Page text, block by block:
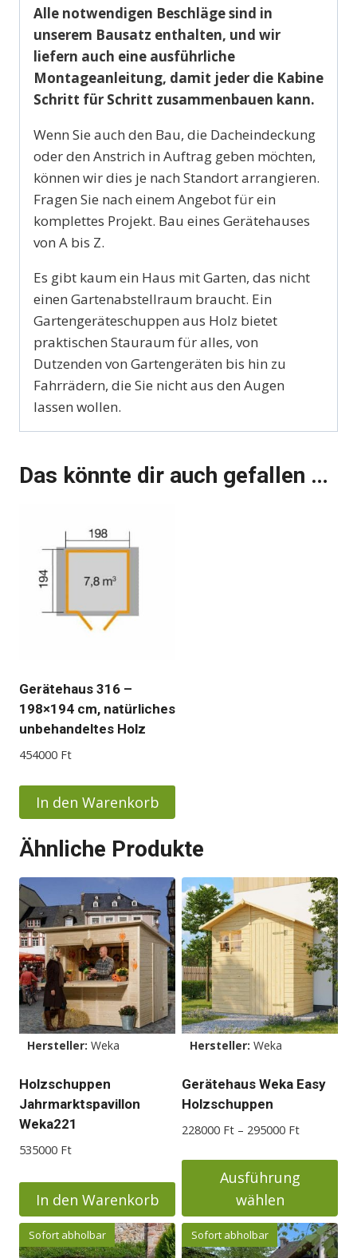
Alle notwendigen Beschläge sind in
unserem Bausatz enthalten, und wir
liefern auch eine ausführliche
Montageanleitung, damit jeder die Kabine
Schritt für Schritt zusammenbauen kann.
Wenn Sie auch den Bau, die Dacheindeckung
oder den Anstrich in Auftrag geben möchten,
können wir dies je nach Standort arrangieren.
Fragen Sie nach einem Angebot für ein
komplettes Projekt. Bau eines Gerätehauses
von A bis Z.
Es gibt kaum ein Haus mit Garten, das nicht
einen Gartenabstellraum braucht. Ein
Gartengeräteschuppen aus Holz bietet
praktischen Stauraum für alles, von
Dutzenden von Gartengeräten bis hin zu
Fahrrädern, die Sie nicht aus den Augen
lassen wollen.
Das könnte dir auch gefallen …
Gerätehaus 316 –
198×194 cm, natürliches
unbehandeltes Holz
454000 Ft
In den Warenkorb
Ähnliche Produkte
Hersteller: Weka
Holzschuppen
Jahrmarktspavillon
Weka221
535000 Ft
In den Warenkorb
Hersteller: Weka
Gerätehaus Weka Easy
Holzschuppen
228000 Ft – 295000 Ft
bis
295000 Ft
Ausführung
wählen
Dieses
Produkt
Sofort abholbar Sofort abholbar